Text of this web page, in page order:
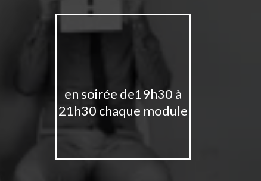
en soirée de19h30 à
21h30 chaque module